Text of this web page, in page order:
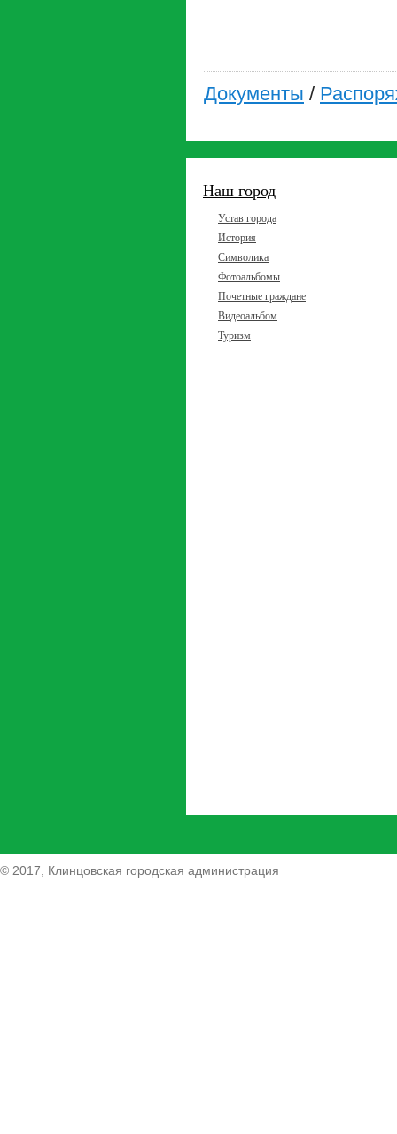
Документы /
Наш город
Устав города
История
Символика
Фотоальбомы
Почетные граждане
Видеоальбом
Туризм
© 2017, Клинцовская городская администрация